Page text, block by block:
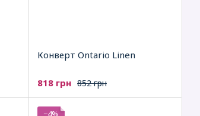
Конверт Ontario Linen
852 грн
818 грн
−4%